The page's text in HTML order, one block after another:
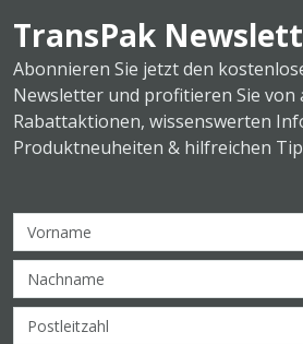
TransPak
Abonnieren Sie jetzt den
Newsletter und profitieren Sie von
Rabattaktionen, wissenswerten
Produktneuheiten & hilfreichen